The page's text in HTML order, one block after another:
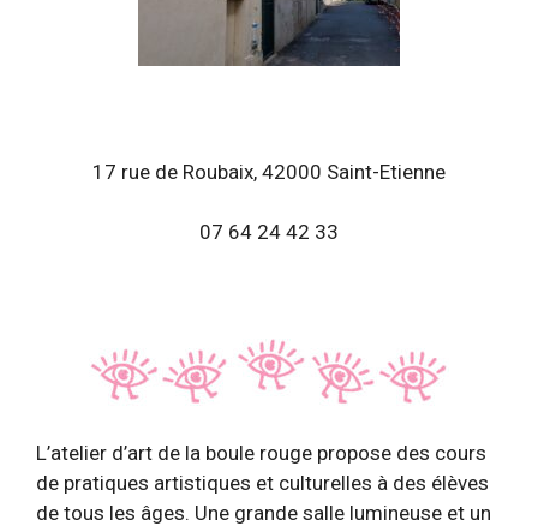
17 rue de Roubaix, 42000 Saint-Etienne
07 64 24 42 33
L’atelier d’art de la boule rouge propose des cours
de pratiques artistiques et culturelles à des élèves
de tous les âges. Une grande salle lumineuse et un